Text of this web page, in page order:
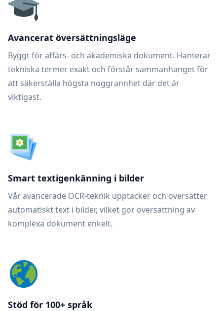
Avancerat översättningsläge
Byggt för affärs- och akademiska dokument. Hanterar
tekniska termer exakt och förstår sammanhanget för
att säkerställa högsta noggrannhet där det är
viktigast.
Smart textigenkänning i bilder
Vår avancerade OCR-teknik upptäcker och översätter
automatiskt text i bilder, vilket gör översättning av
komplexa dokument enkelt.
Stöd för 100+ språk